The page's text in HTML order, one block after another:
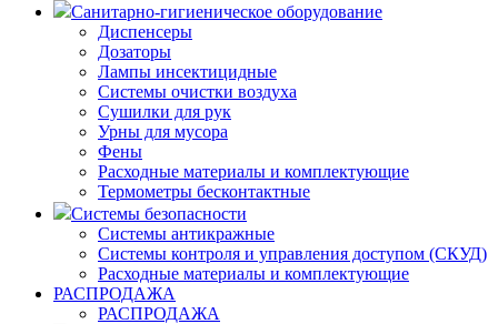
Санитарно-гигиеническое оборудование
Диспенсеры
Дозаторы
Лампы инсектицидные
Системы очистки воздуха
Сушилки для рук
Урны для мусора
Фены
Расходные материалы и комплектующие
Термометры бесконтактные
Системы безопасности
Системы антикражные
Системы контроля и управления доступом (СКУД)
Расходные материалы и комплектующие
РАСПРОДАЖА
РАСПРОДАЖА